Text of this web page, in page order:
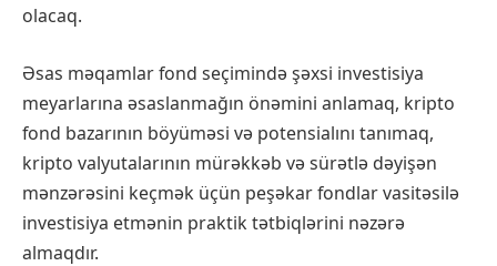
olacaq.
Əsas məqamlar fond seçimində şəxsi investisiya
meyarlarına əsaslanmağın önəmini anlamaq, kripto
fond bazarının böyüməsi və potensialını tanımaq,
kripto valyutalarının mürəkkəb və sürətlə dəyişən
mənzərəsini keçmək üçün peşəkar fondlar vasitəsilə
investisiya etmənin praktik tətbiqlərini nəzərə
almaqdır.